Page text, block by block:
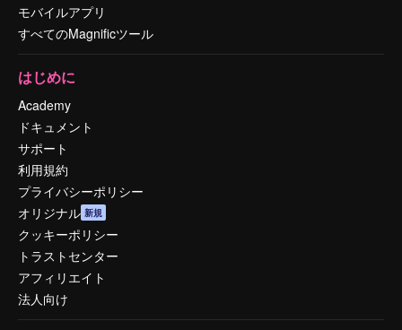
モバイルアプリ
すべてのMagnificツール
はじめに
Academy
ドキュメント
サポート
利用規約
プライバシーポリシー
オリジナル 新規
クッキーポリシー
トラストセンター
アフィリエイト
法人向け